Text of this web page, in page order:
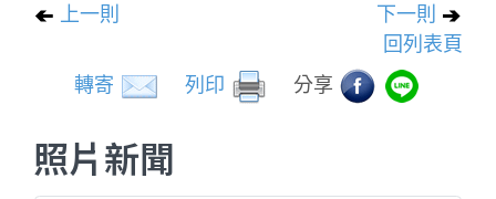
上一則
下一則
回列表頁
轉寄
列印 分享
照片新聞